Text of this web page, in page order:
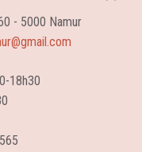
- 5000 Namur
18h30